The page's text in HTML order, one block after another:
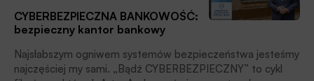
CYBERBEZPIECZNA BANKOWOŚĆ:
bezpieczny kantor bankowy
Najsłabszym ogniwem systemów bezpieczeństwa jesteśmy
najczęściej my sami. „Bądź CYBERBEZPIECZNY” to cykl